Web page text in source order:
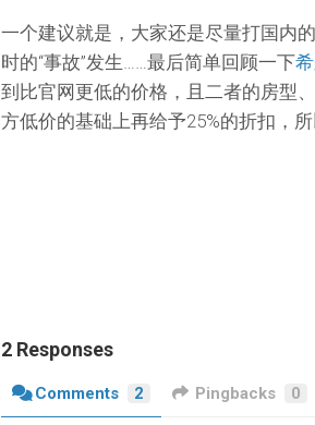
一个建议就是，大家还是尽量打国内
时的“事故”发生……最后简单回顾一下
到比官网更低的价格，且二者的房型
方低价的基础上再给予25%的折扣，
2 Responses
Comments 2 Pingbacks 0